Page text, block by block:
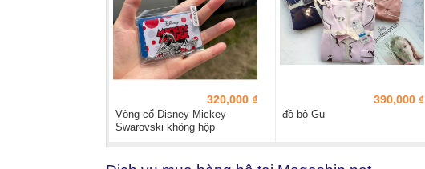
320,000 ₫
Vòng cổ Disney Mickey
Swarovski không hộp
390,000 ₫
đồ bộ Gu